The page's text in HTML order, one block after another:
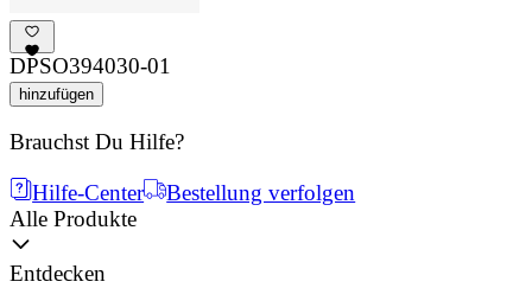
DPSO394030-01
hinzufügen
Brauchst Du Hilfe?
Hilfe-Center
Bestellung verfolgen
Alle Produkte
Entdecken